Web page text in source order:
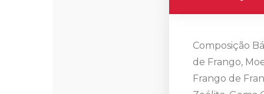
Composição
de Frango,
Frango de